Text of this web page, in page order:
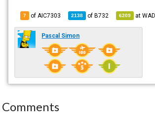
7 of AIC7303 2138 ofB732 6209 at
Pascal Simon
Comments